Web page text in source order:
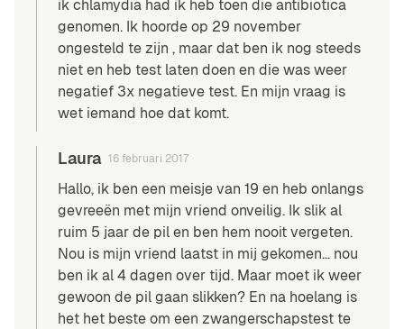
ik chlamydia had ik heb toen die antibiotica
genomen. Ik hoorde op 29 november
ongesteld te zijn , maar dat ben ik nog steeds
niet en heb test laten doen en die was weer
negatief 3x negatieve test. En mijn vraag is
wet iemand hoe dat komt.
Laura 16 februari 2017
Hallo, ik ben een meisje van 19 en heb onlangs
gevreeën met mijn vriend onveilig. Ik slik al
ruim 5 jaar de pil en ben hem nooit vergeten.
Nou is mijn vriend laatst in mij gekomen… nou
ben ik al 4 dagen over tijd. Maar moet ik weer
gewoon de pil gaan slikken? En na hoelang is
het het beste om een zwangerschapstest te